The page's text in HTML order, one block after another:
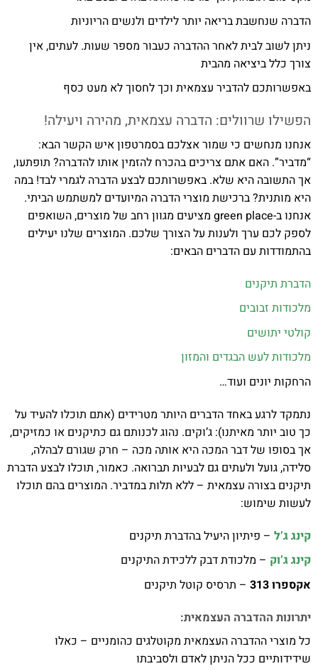
הדברה שנחשבת בריאה יותר לילדים ולנשים הריוניות
ניתן לשוב לבית לאחר ההדברה כעבור מספר שעות. לעתים, אין
צורך כלל ביציאה מהבית
באפשרותכם להדביר עצמאית וכך לחסוך לא מעט כסף
הפשילו שרוולים: הדברה עצמאית, מהירה ויעילה!
אנחנו מנחשים כי שמור אצלכם בסמרטפון איש הקשר הבא:
“מדביר”. האם אתם צריכים בהכרח להזמין אותו להדברה? תופתעו,
אך התשובה היא שלא. באפשרותכם לבצע הדברה לגמרי לבד! במה
היא מותנית? ברכישת מוצרי הדברה המיועדים למשתמש הביתי.
אנחנו ב-green place מציעים מגוון רחב של מוצרים, השואפים
לספק לכם ערך ולענות על הצורך שלכם. המוצרים שלנו יעילים
בהתמודדות עם הדברים הבאים:
הדברת תיקנים
מלכודות זבובים
קולטי יתושים
מלכודות לעש הבגדים והמזון
הרחקות יונים ועוד…
נתמקד לרגע באחד הדברים היותר מטרידים (אתם תוכלו להעיד על
כך טוב יותר מאיתנו): ג’וקים. נהוג לכנותם גם כתיקנים או כמזיקים,
אך בסופו של דבר המכה היא אותה מכה – חרק שגורם לבהלה,
סלידה, גועל ולעתים גם לבעיות תברואה. כאמור, תוכלו לבצע הדברת
תיקנים בצורה עצמאית – ללא תלות במדביר. המוצרים בהם תוכלו
לעשות שימוש:
קינג ג’ל – פיתיון היעיל בהדברת תיקנים
קינג ג’וק – מלכודת דבק ללכידת התיקנים
אקספרו 313
– תרסיס קוטל תיקנים
יתרונות ההדברה העצמאית:
כל מוצרי ההדברה העצמאית מקוטלגים כהומניים – כאלו
שידידותיים ככל הניתן לאדם ולסביבתו